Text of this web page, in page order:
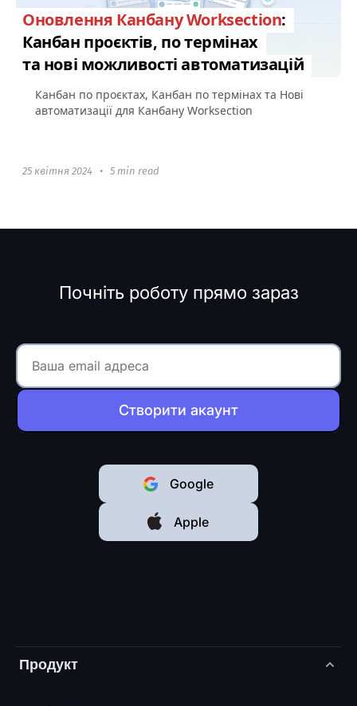
Оновлення Канбану Worksection:
Канбан проєктів, по термінах
та нові можливості автоматизацій
Канбан по проєктах, Канбан по термінах та Нові
автоматизації для Канбану Worksection
25 квітня 2024 • 5 min read
Почніть роботу прямо зараз
Створити акаунт
Google
Apple
Продукт